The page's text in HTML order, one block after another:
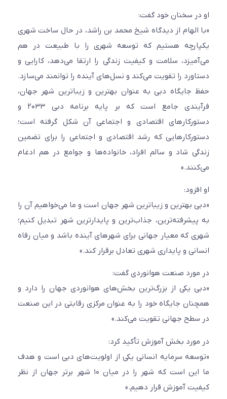
او در سخنان خود گفت:
«با الهام از دیدگاه شیخ محمد بن راشد، در حال ساخت شهری
یکپارچه هستیم که توسعه شهری را با طبیعت در هم
می‌آمیزد، سلامت و کیفیت زندگی را ارتقا می‌دهد، کارایی و
دستاورد را تقویت می‌کند و نسل‌های آینده را توانمند می‌سازد.
حفظ جایگاه دبی به عنوان بهترین و زیباترین شهر جهان،
فرآیندی جامع است که بر پایه برنامه دبی ۲۰۳۳ و
دستورکارهای اقتصادی و اجتماعی آن شکل گرفته است؛
دستورکارهایی که رشد اقتصادی و اجتماعی را برای تضمین
زندگی شاد و سالم افراد، خانواده‌ها و جوامع در هم ادغام
می‌کنند.»
او افزود:
«دبی بهترین و زیباترین شهر جهان است و ما می‌خواهیم آن را
به پیشرفته‌ترین، جذاب‌ترین و پایدارترین شهر تبدیل کنیم؛
شهری که معیار جهانی برای شهرهای آینده باشد و میان رفاه
انسانی و پایداری شهری تعادل برقرار کند.»
در مورد صنعت هوانوردی گفت:
«دبی یکی از بزرگ‌ترین بخش‌های هوانوردی جهان را دارد و
همچنان جایگاه خود را به عنوان مرکزی رقابتی در این صنعت
در سطح جهانی تقویت می‌کند.»
در مورد بخش آموزش تأکید کرد:
«توسعه سرمایه انسانی یکی از اولویت‌های دبی است و هدف
ما این است که شهر را در میان ۱۰ شهر برتر جهان از نظر
کیفیت آموزش قرار دهیم.»